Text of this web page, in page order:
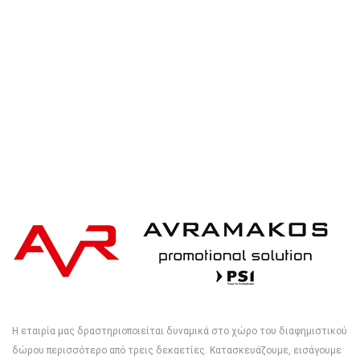
Η εταιρία μας δραστηριοποιείται δυναμικά στο χώρο του διαφημιστικού
δώρου περισσότερο από τρεις δεκαετίες. Κατασκευάζουμε, εισάγουμε